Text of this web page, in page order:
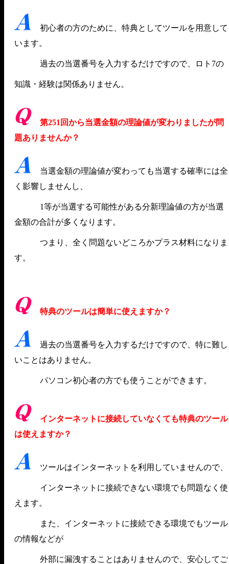
初心者の方のために、特典としてツールを用意して
います。
過去の当選番号を入力するだけですので、ロト7の
知識・経験は関係ありません。
第251回から当選金額の理論値が変わりましたが問
題ありませんか？
当選金額の理論値が変わっても当選する確率には全
く影響しませんし、
1等が当選する可能性がある分新理論値の方が当選
金額の合計が多くなります。
つまり、全く問題ないどころかプラス材料になりま
す。
特典のツールは簡単に使えますか？
過去の当選番号を入力するだけですので、特に難し
いことはありません。
パソコン初心者の方でも使うことができます。
インターネットに接続していなくても特典のツール
は使えますか？
ツールはインターネットを利用していませんので、
インターネットに接続できない環境でも問題なく使
えます。
また、インターネットに接続できる環境でもツール
の情報などが
外部に漏洩することはありませんので、安心してご